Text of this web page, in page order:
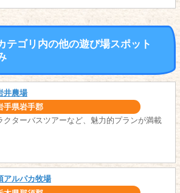
テゴリ内の他の遊び場スポット
井農場
手県岩手郡
クターバスツアーなど、魅力的プランが満載
アルパカ牧場